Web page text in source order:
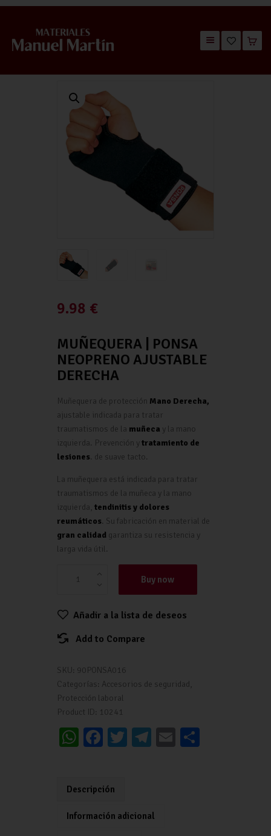
CATÁLOGOS
QUIÉNES SOMOS
CONTACTO
9.98 €
MUÑEQUERA | PONSA
NEOPRENO AJUSTABLE
DERECHA
Muñequera de protección Mano Derecha,
ajustable indicada para tratar
traumatismos de la muñeca y la mano
izquierda. Prevención ytratamiento de
lesiones. de suave tacto.
La muñequera está indicada para tratar
traumatismos de la muñeca y la mano
izquierda, tendinitis y dolores
reumáticos. Su fabricación en material de
gran calidad garantiza su resistencia y
larga vida útil.
Buy now
Añadir a la lista de deseos
Add to Compare
SKU: 90PONSA016
Categorías: Accesorios de seguridad,
Protección laboral
Product ID: 10241
W
s
A
Fa
o
o
T
Te
m
E
Descripción
Información adicional